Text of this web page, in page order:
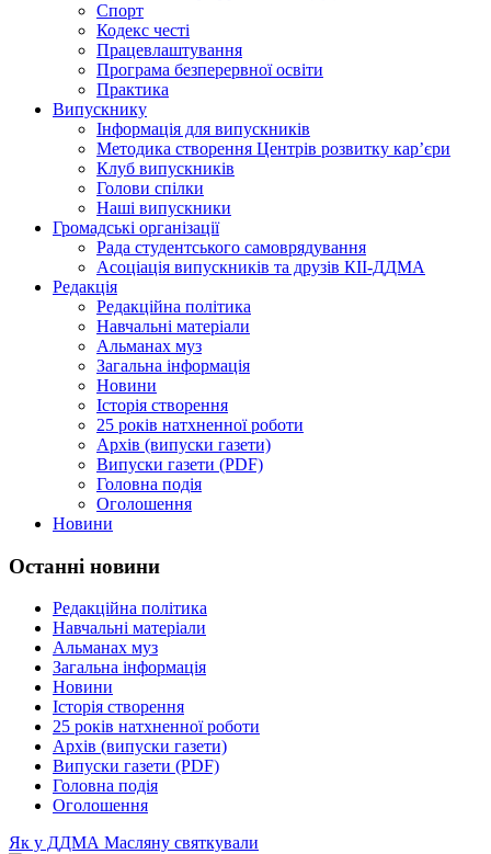
Спорт
Кодекс честі
Працевлаштування
Програма безперервної освіти
Практика
Випускнику
Інформація для випускників
Методика створення Центрів розвитку кар’єри
Клуб випускників
Голови спілки
Наші випускники
Громадські організації
Рада студентського самоврядування
Асоціація випускників та друзів КІІ-ДДМА
Редакція
Редакційна політика
Навчальні матеріали
Альманах муз
Загальна інформація
Новини
Історія створення
25 років натхненної роботи
Архів (випуски газети)
Випуски газети (PDF)
Головна подія
Оголошення
Новини
Останні новини
Редакційна політика
Навчальні матеріали
Альманах муз
Загальна інформація
Новини
Історія створення
25 років натхненної роботи
Архів (випуски газети)
Випуски газети (PDF)
Головна подія
Оголошення
Як у ДДМА Масляну святкували